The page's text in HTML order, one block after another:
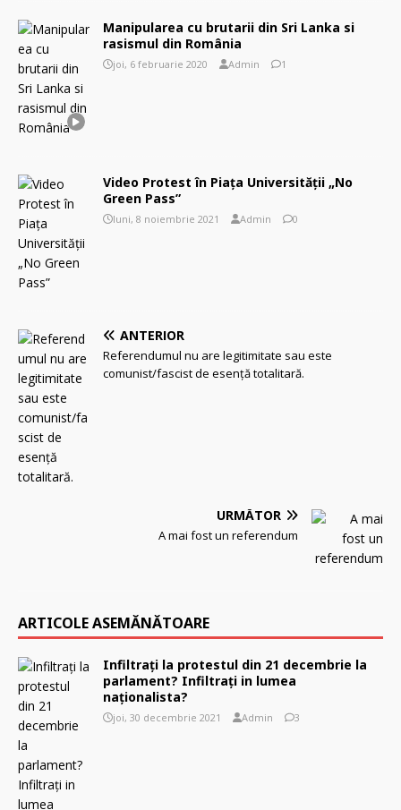
Manipularea cu brutarii din Sri Lanka si
rasismul din România
joi, 6 februarie 2020 Admin 1
Video Protest în Piaţa Universităţii „No
Green Pass”
luni, 8 noiembrie 2021 Admin 0
ANTERIOR
Referendumul nu are legitimitate sau este
comunist/fascist de esenţă totalitară.
URMĂTOR
A mai fost un referendum
ARTICOLE ASEMĂNĂTOARE
Infiltrați la protestul din 21 decembrie la
parlament? Infiltrați in lumea
naționalista?
joi, 30 decembrie 2021 Admin 3